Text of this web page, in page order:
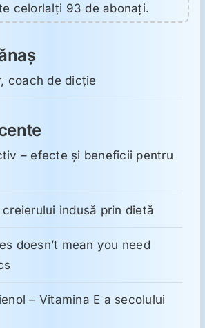
celorlalți 93 de abonați.
coach de dicție
– efecte și beneficii pentru
indusă prin dietă
doesn’t mean you need
– Vitamina E a secolului